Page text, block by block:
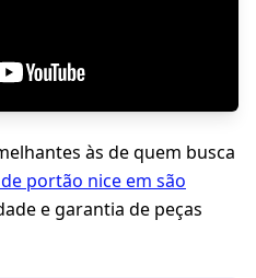
às de quem busca
portão nice em são
e garantia de peças